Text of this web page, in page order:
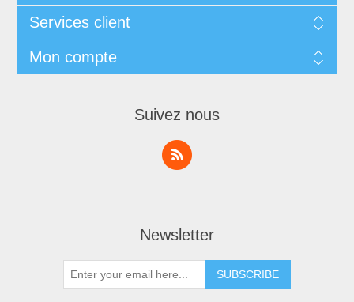
Services client
Mon compte
Suivez nous
Newsletter